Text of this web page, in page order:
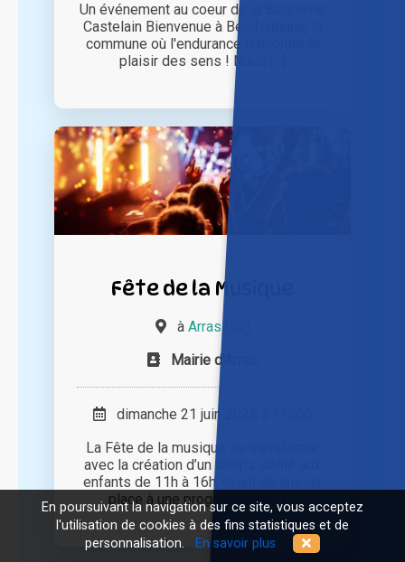
Un événement au coeur de la Brasserie
Castelain Bienvenue à Bénifontaine, la
commune où l'endurance rencontre le
plaisir des sens ! Nous [...]
Fête de la Musique
à Arras (62)
Mairie d'Arras
dimanche 21 juin 2026 à 11h00
La Fête de la musique se transforme
avec la création d’un temps dédié aux
enfants de 11h à 16h, avant de laisser
place à une programmation [...]
En poursuivant la navigation sur ce site, vous acceptez
l'utilisation de cookies à des fins statistiques et de
personnalisation.
En savoir plus